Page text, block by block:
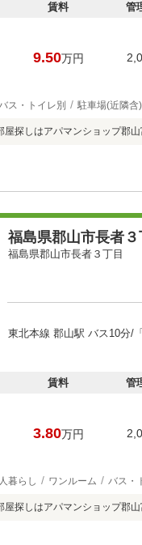
賃料 管
9.50万円
ス・トイレ別 駐車場(近隣含)
屋探しはアパマンショップ郡
福島県郡山市長者
福島県郡山市長者３丁目
東北本線 郡山駅 バス10分/
賃料 管
3.80万円
暮らし ワンルーム バス・
屋探しはアパマンショップ郡